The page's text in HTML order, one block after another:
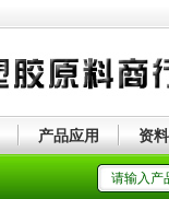
产品应用 资